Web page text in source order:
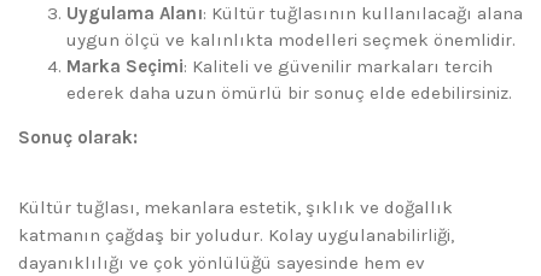
Uygulama Alanı: Kültür tuğlasının kullanılacağı alana
uygun ölçü ve kalınlıkta modelleri seçmek önemlidir.
Marka Seçimi: Kaliteli ve güvenilir markaları tercih
ederek daha uzun ömürlü bir sonuç elde edebilirsiniz.
Sonuç olarak:
Kültür tuğlası, mekanlara estetik, şıklık ve doğallık
katmanın çağdaş bir yoludur. Kolay uygulanabilirliği,
dayanıklılığı ve çok yönlülüğü sayesinde hem ev